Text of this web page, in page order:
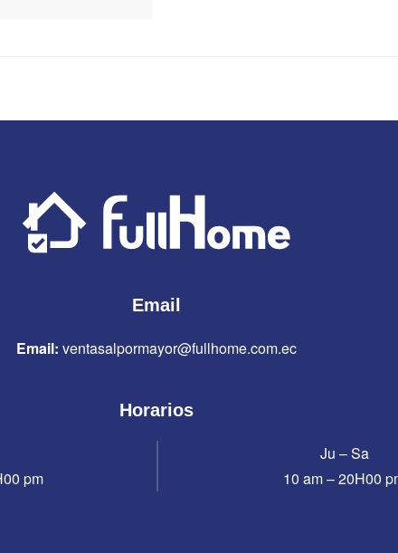
Email
Email: ventasalpormayor@fullhome.com.ec
Horarios
pm
Ju – Sa
10 am – 20H00